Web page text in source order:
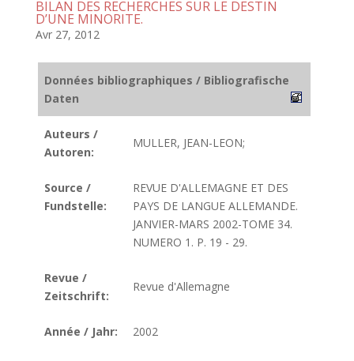
BILAN DES RECHERCHES SUR LE DESTIN
D’UNE MINORITE.
Avr 27, 2012
Données bibliographiques / Bibliografische
Daten
Auteurs /
Autoren:
MULLER, JEAN-LEON;
Source /
Fundstelle:
REVUE D'ALLEMAGNE ET DES
PAYS DE LANGUE ALLEMANDE.
JANVIER-MARS 2002-TOME 34.
NUMERO 1. P. 19 - 29.
Revue /
Zeitschrift:
Revue d'Allemagne
Année / Jahr: 2002